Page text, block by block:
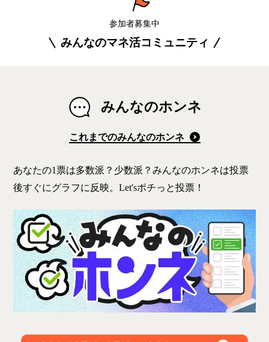
参加者募集中
みんなのマネ活コミュニティ
みんなのホンネ
これまでのみんなのホンネ
あなたの1票は多数派？少数派？みんなのホンネは投票
後すぐにグラフに反映。Let'sポチっと投票！